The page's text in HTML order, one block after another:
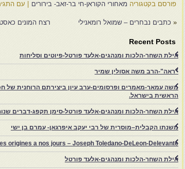
פורסם בקטגוריה מאחורי הקוראן-חי בר-זאב- בירורים עם
« כתבים נבחרים – שמואל רומאנילי רצח המונים
Recent Posts
אילת השחר-הלכות ומנהגים-אלעד פורטל-פיוטים וסליחות
"ראה"-הרב משה אסולין שמיר
משה עמאר-מאמרים ופרסומים-ערב עיון ביצירתם הרוחנית של
הראשית בישראל.
אילת השחר-הלכות ומנהגים-אלעד פורטל-סימן תקפג-דברים
משנתו הקבלית–מוסרית של רבי יעקב איפרגאן- עמרם בן ישי
origines a nos jours – Joseph Toledano-DeLeon-Delevante.
אילת השחר-הלכות ומנהגים-אלעד פורטל